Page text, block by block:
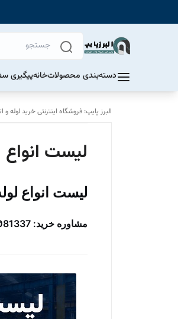
دسته‌بندی محصولاتخانهپیگیری
البرز پایپ: فروشگاه اینترنتی خرید لوله و اتصالات
لیست
لیست انواع
مشاوره خرید: 09188081337